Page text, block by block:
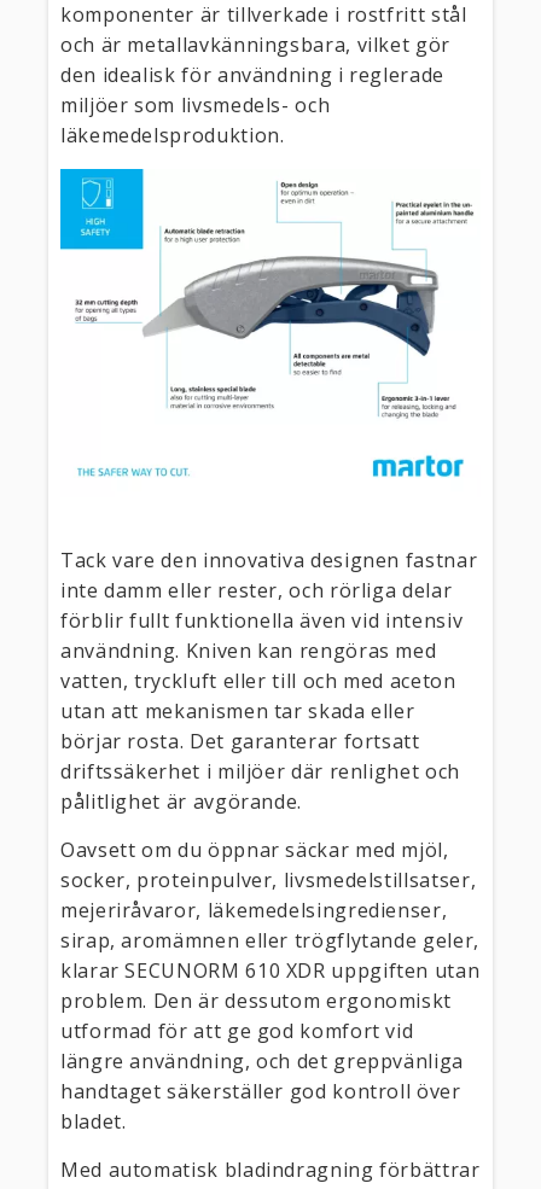
komponenter är tillverkade i rostfritt stål
och är metallavkänningsbara, vilket gör
den idealisk för användning i reglerade
miljöer som livsmedels- och
läkemedelsproduktion.
Tack vare den innovativa designen fastnar
inte damm eller rester, och rörliga delar
förblir fullt funktionella även vid intensiv
användning. Kniven kan rengöras med
vatten, tryckluft eller till och med aceton
utan att mekanismen tar skada eller
börjar rosta. Det garanterar fortsatt
driftssäkerhet i miljöer där renlighet och
pålitlighet är avgörande.
Oavsett om du öppnar säckar med mjöl,
socker, proteinpulver, livsmedelstillsatser,
mejeriråvaror, läkemedelsingredienser,
sirap, aromämnen eller trögflytande geler,
klarar SECUNORM 610 XDR uppgiften utan
problem. Den är dessutom ergonomiskt
utformad för att ge god komfort vid
längre användning, och det greppvänliga
handtaget säkerställer god kontroll över
bladet.
Med automatisk bladindragning förbättrar